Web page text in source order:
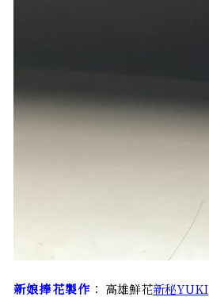
新娘捧花製作 ： 高雄鮮花新秘YUKI